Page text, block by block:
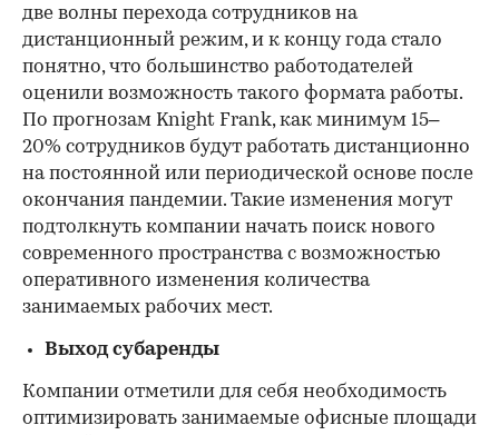
две волны перехода сотрудников на
дистанционный режим, и к концу года стало
понятно, что большинство работодателей
оценили возможность такого формата работы.
По прогнозам Knight Frank, как минимум 15–
20% сотрудников будут работать дистанционно
на постоянной или периодической основе после
окончания пандемии. Такие изменения могут
подтолкнуть компании начать поиск нового
современного пространства с возможностью
оперативного изменения количества
занимаемых рабочих мест.
Выход субаренды
Компании отметили для себя необходимость
оптимизировать занимаемые офисные площади